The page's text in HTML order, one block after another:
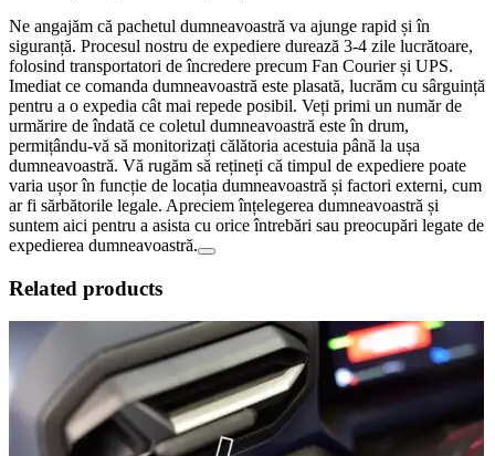
Ne angajăm că pachetul dumneavoastră va ajunge rapid și în
siguranță. Procesul nostru de expediere durează 3-4 zile lucrătoare,
folosind transportatori de încredere precum Fan Courier și UPS.
Imediat ce comanda dumneavoastră este plasată, lucrăm cu sârguință
pentru a o expedia cât mai repede posibil. Veți primi un număr de
urmărire de îndată ce coletul dumneavoastră este în drum,
permițându-vă să monitorizați călătoria acestuia până la ușa
dumneavoastră. Vă rugăm să rețineți că timpul de expediere poate
varia ușor în funcție de locația dumneavoastră și factori externi, cum
ar fi sărbătorile legale. Apreciem înțelegerea dumneavoastră și
suntem aici pentru a asista cu orice întrebări sau preocupări legate de
expedierea dumneavoastră.
Related products